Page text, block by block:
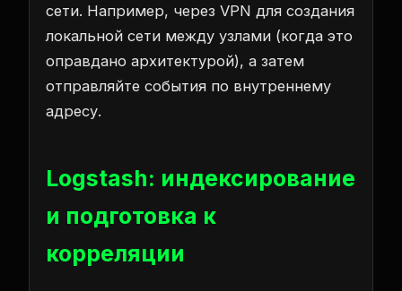
сети. Например, через VPN для создания
локальной сети между узлами (когда это
оправдано архитектурой), а затем
отправляйте события по внутреннему
адресу.
Logstash: индексирование
и подготовка к
корреляции